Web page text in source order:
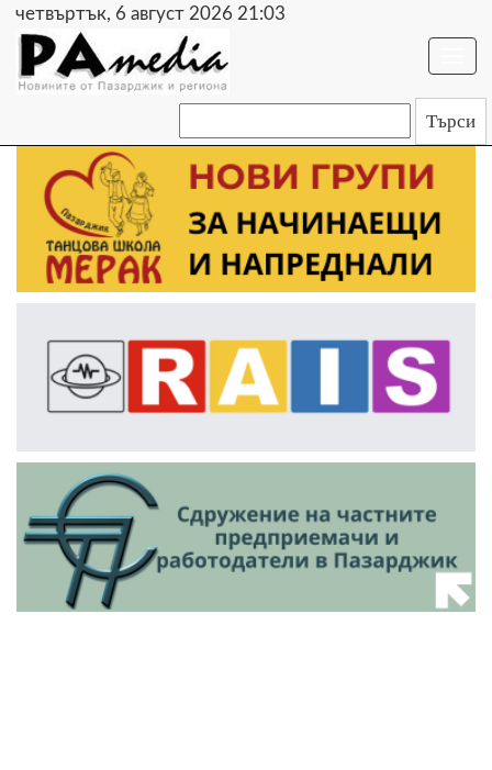
четвъртък, 6 август 2026 21:03